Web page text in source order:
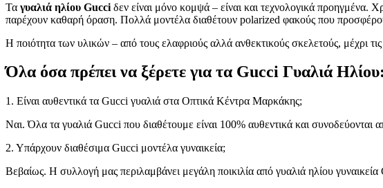
Τα γυαλιά ηλίου Gucci δεν είναι μόνο κομψά – είναι και τεχνολογικά προηγμένα.
παρέχουν καθαρή όραση. Πολλά μοντέλα διαθέτουν polarized φακούς που
Η ποιότητα των υλικών – από τους ελαφριούς αλλά ανθεκτικούς σκελετούς, μέχρι
Όλα όσα πρέπει να ξέρετε για τα Gucci Γυαλιά Ηλίου:
1. Είναι αυθεντικά τα Gucci γυαλιά στα Οπτικά Κέντρα Μαρκάκης;
Ναι. Όλα τα γυαλιά Gucci που διαθέτουμε είναι 100% αυθεντικά και συνοδεύονται
2. Υπάρχουν διαθέσιμα Gucci μοντέλα γυναικεία;
Βεβαίως. Η συλλογή μας περιλαμβάνει μεγάλη ποικιλία από γυαλιά ηλίου